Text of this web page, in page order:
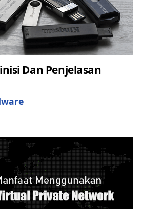
Dan Penjelasan